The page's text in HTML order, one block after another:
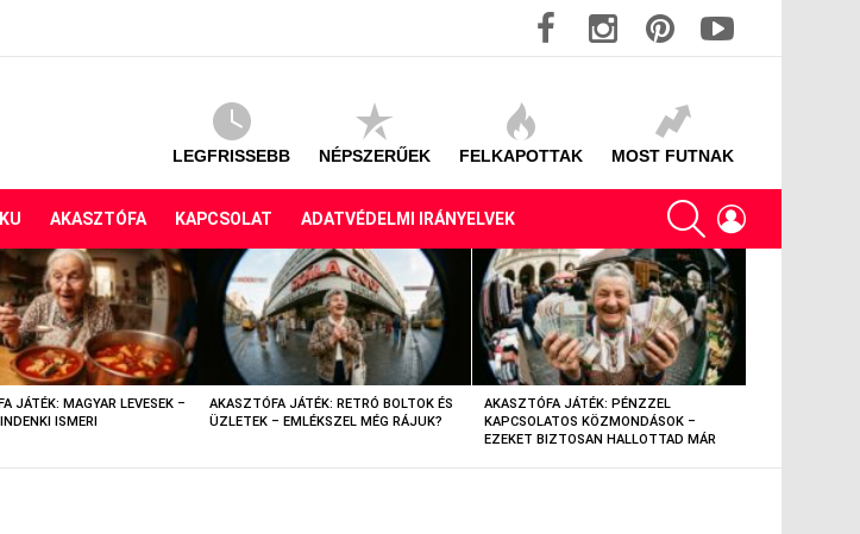
LEGFRISSEBB NÉPSZERŰEK FELKAPOTTAK MOST FUTNAK
AKASZTÓFA KAPCSOLAT ADATVÉDELMI IRÁNYELVEK
SEARCH
JÁTÉK: MAGYAR LEVESEK –
ISMERI
AKASZTÓFA JÁTÉK: RETRÓ BOLTOK ÉS
ÜZLETEK – EMLÉKSZEL MÉG RÁJUK?
AKASZTÓFA JÁTÉK: PÉNZZEL
KAPCSOLATOS KÖZMONDÁSOK –
EZEKET BIZTOSAN HALLOTTAD MÁR